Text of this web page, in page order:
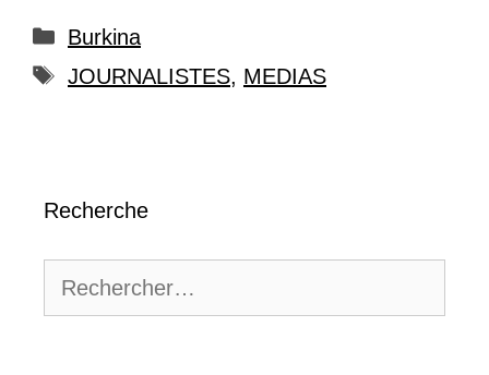
Catégories
Burkina
Étiquettes
JOURNALISTES, MEDIAS
Recherche